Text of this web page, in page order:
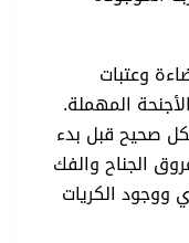
وعتبات
المهملة.
صحيح قبل بدء
الجناح والفك
ووجود الكريات